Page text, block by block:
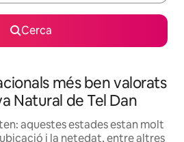
Cerca
més ben valorats
Natural de Tel Dan
aquestes estades estan molt
i la netedat, entre altres